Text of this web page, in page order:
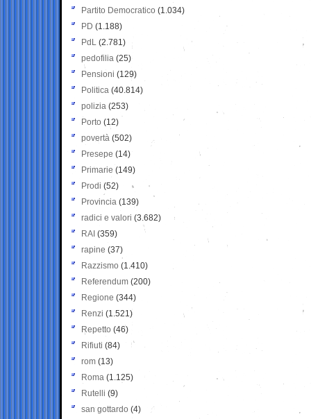
Partito Democratico (1.034)
PD (1.188)
PdL (2.781)
pedofilia (25)
Pensioni (129)
Politica (40.814)
polizia (253)
Porto (12)
povertà (502)
Presepe (14)
Primarie (149)
Prodi (52)
Provincia (139)
radici e valori (3.682)
RAI (359)
rapine (37)
Razzismo (1.410)
Referendum (200)
Regione (344)
Renzi (1.521)
Repetto (46)
Rifiuti (84)
rom (13)
Roma (1.125)
Rutelli (9)
san gottardo (4)